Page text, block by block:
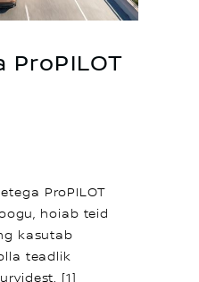
ProPILOT
ProPILOT
hoiab teid
kasutab
teadlik
[1]